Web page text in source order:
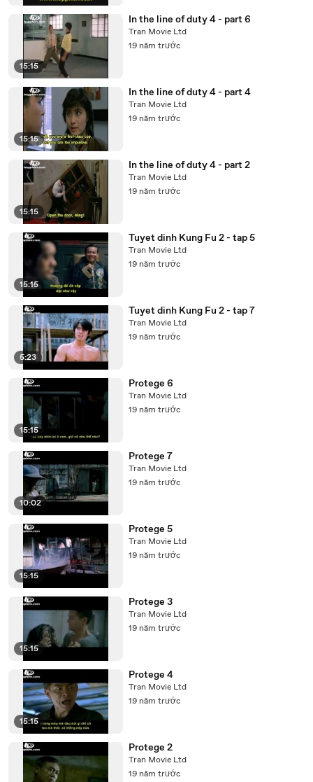
15:15
In the line of duty 4 - part 6
Tran Movie Ltd
19 năm trước
15:15
In the line of duty 4 - part 4
Tran Movie Ltd
19 năm trước
15:15
In the line of duty 4 - part 2
Tran Movie Ltd
19 năm trước
15:15
Tuyet dinh Kung Fu 2 - tap 5
Tran Movie Ltd
19 năm trước
5:23
Tuyet dinh Kung Fu 2 - tap 7
Tran Movie Ltd
19 năm trước
15:15
Protege 6
Tran Movie Ltd
19 năm trước
10:02
Protege 7
Tran Movie Ltd
19 năm trước
15:15
Protege 5
Tran Movie Ltd
19 năm trước
15:15
Protege 3
Tran Movie Ltd
19 năm trước
15:15
Protege 4
Tran Movie Ltd
19 năm trước
Protege 2
Tran Movie Ltd
19 năm trước